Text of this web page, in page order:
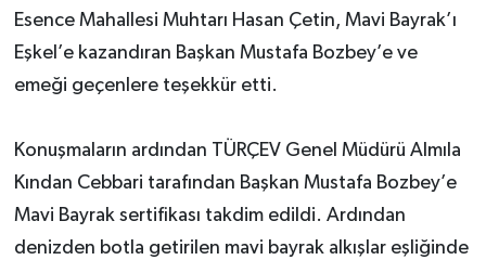
Esence Mahallesi Muhtarı Hasan Çetin, Mavi Bayrak’ı
Eşkel’e kazandıran Başkan Mustafa Bozbey’e ve
emeği geçenlere teşekkür etti.
Konuşmaların ardından TÜRÇEV Genel Müdürü Almıla
Kından Cebbari tarafından Başkan Mustafa Bozbey’e
Mavi Bayrak sertifikası takdim edildi. Ardından
denizden botla getirilen mavi bayrak alkışlar eşliğinde